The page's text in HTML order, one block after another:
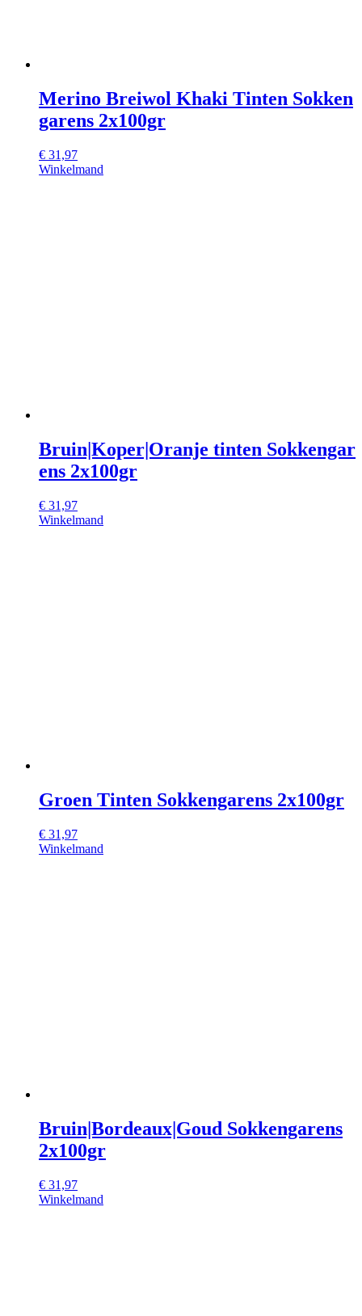
Merino Breiwol Khaki Tinten Sokken
garens 2x100gr
€ 31,97
Winkelmand
Bruin|Koper|Oranje tinten Sokkengar
ens 2x100gr
€ 31,97
Winkelmand
Groen Tinten Sokkengarens 2x100gr
€ 31,97
Winkelmand
Bruin|Bordeaux|Goud Sokkengarens
2x100gr
€ 31,97
Winkelmand